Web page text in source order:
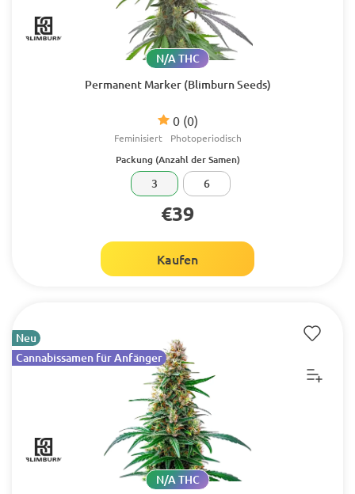
Permanent Marker (Blimburn Seeds)
0 (0)
N/A THC
Feminisiert Photoperiodisch
Packung (Anzahl der Samen)
3 6
€39
Kaufen
Neu
Cannabissamen für Anfänger
N/A THC